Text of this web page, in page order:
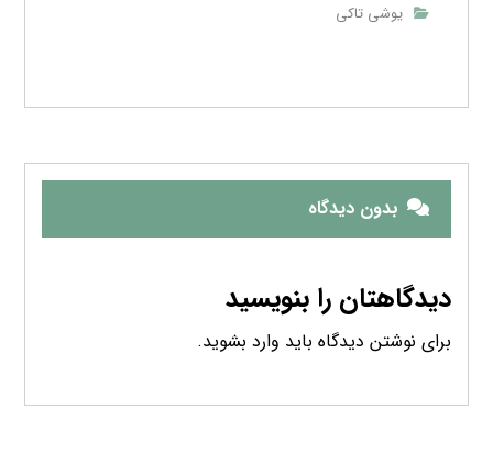
یوشی تاکی
بدون دیدگاه
دیدگاهتان را بنویسید
برای نوشتن دیدگاه باید وارد بشوید.